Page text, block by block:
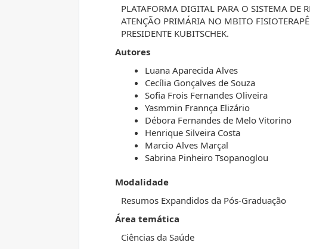
PLATAFORMA DIGITAL PARA O SISTEMA DE
ATENÇÃO PRIMÁRIA NO MBITO
PRESIDENTE KUBITSCHEK.
Autores
Luana Aparecida Alves
Cecília Gonçalves de Souza
Sofia Frois Fernandes Oliveira
Yasmmin Frannça Elizário
Débora Fernandes de Melo Vitorino
Henrique Silveira Costa
Marcio Alves Marçal
Sabrina Pinheiro Tsopanoglou
Modalidade
Resumos Expandidos da Pós-Graduação
Área temática
Ciências da Saúde